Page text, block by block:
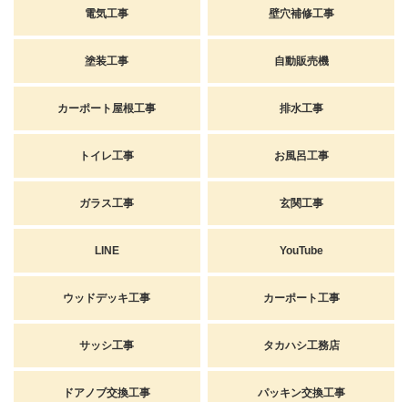
電気工事 壁穴補修工事
塗装工事 自動販売機
カーポート屋根工事 排水工事
トイレ工事 お風呂工事
ガラス工事 玄関工事
LINE YouTube
ウッドデッキ工事 カーポート工事
サッシ工事 タカハシ工務店
ドアノブ交換工事 パッキン交換工事